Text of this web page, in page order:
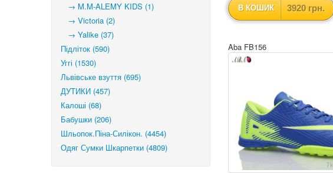
→ M.M-ALEMY KIDS (1)
→ Victoria (2)
→ Yalike (37)
Підліток (590)
Уггі (1530)
Львівське взуття (695)
ДУТИКИ (457)
Калоші (68)
Бабушки (206)
Шльопок.Піна-Силікон. (4454)
Одяг Сумки Шкарпетки (4809)
В КОШИК 3920 грн.
Aba FB156